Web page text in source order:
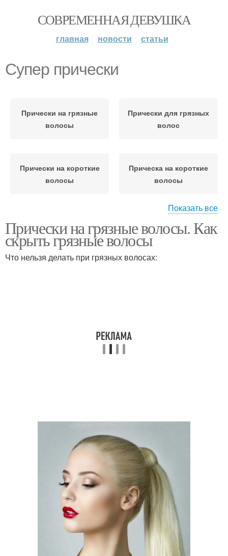
СОВРЕМЕННАЯ ДЕВУШКА
главная новости статьи
Супер прически
Прически на грязные
волосы
Прически для грязных
волос
Прически на короткие
волосы
Прическа на короткие
волосы
Прическа с собранными
волосами
Пышные прически
Показать все
Прически на грязные волосы. Как
скрыть грязные волосы
Что нельзя делать при грязных волосах: